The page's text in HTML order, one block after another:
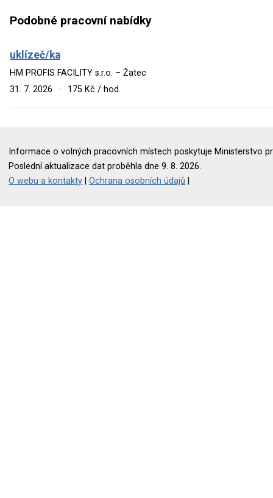
Podobné pracovní nabídky
uklízeč/ka
HM PROFIS FACILITY s.r.o. – Žatec
31. 7. 2026
· 175 Kč / hod.
Informace o volných pracovních místech poskytuje Ministerstvo
Poslední aktualizace dat proběhla dne 9. 8. 2026.
O webu a kontakty |Ochrana osobních údajů